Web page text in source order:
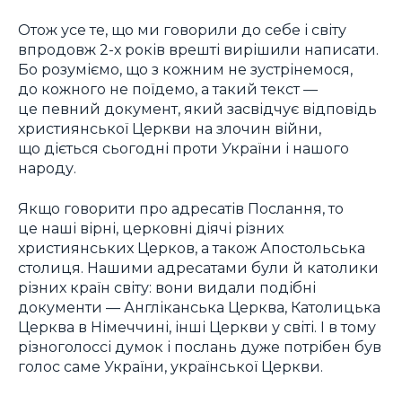
Отож усе те, що ми говорили до себе і світу
впродовж 2-х років врешті вирішили написати.
Бо розуміємо, що з кожним не зустрінемося,
до кожного не поїдемо, а такий текст —
це певний документ, який засвідчує відповідь
християнської Церкви на злочин війни,
що діється сьогодні проти України і нашого
народу.
Якщо говорити про адресатів Послання, то
це наші вірні, церковні діячі різних
християнських Церков, а також Апостольська
столиця. Нашими адресатами були й католики
різних країн світу: вони видали подібні
документи — Англіканська Церква, Католицька
Церква в Німеччині, інші Церкви у світі. І в тому
різноголоссі думок і послань дуже потрібен був
голос саме України, української Церкви.